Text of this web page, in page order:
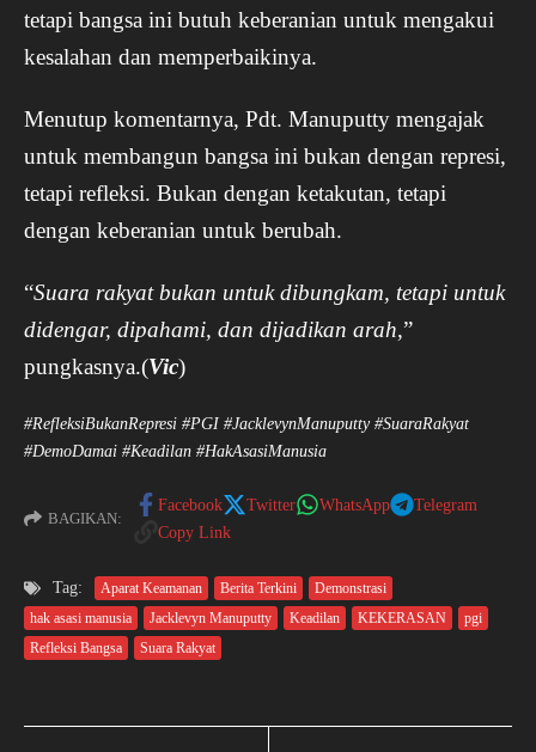
tetapi bangsa ini butuh keberanian untuk mengakui
kesalahan dan memperbaikinya.
Menutup komentarnya, Pdt. Manuputty mengajak
untuk membangun bangsa ini bukan dengan represi,
tetapi refleksi. Bukan dengan ketakutan, tetapi
dengan keberanian untuk berubah.
“Suara rakyat bukan untuk dibungkam, tetapi untuk
didengar, dipahami, dan dijadikan arah,”
pungkasnya.(Vic)
#RefleksiBukanRepresi #PGI #JacklevynManuputty #SuaraRakyat
#DemoDamai #Keadilan #HakAsasiManusia
BAGIKAN:
Facebook Twitter WhatsApp
Telegram
Copy Link
Tag: Aparat Keamanan Berita Terkini
Demonstrasi
hak asasi manusia
Jacklevyn Manuputty Keadilan KEKERASAN
pgi
Refleksi Bangsa
Suara Rakyat